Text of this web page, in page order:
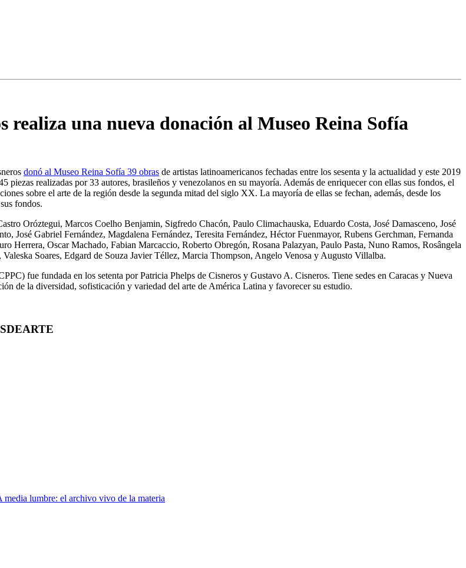
realiza una nueva donación al Museo Reina Sofía
donó al Museo Reina Sofía 39 obras de artistas latinoamericanos fechadas entre los sesenta y la actualidad y este 2019
piezas realizadas por 33 autores, brasileños y venezolanos en su mayoría. Además de enriquecer con ellas sus fondos, el
sobre el arte de la región desde la segunda mitad del siglo XX. La mayoría de ellas se fechan, además, desde los
fondos.
Oróztegui, Marcos Coelho Benjamin, Sigfredo Chacón, Paulo Climachauska, Eduardo Costa, José Damasceno, José
José Gabriel Fernández, Magdalena Fernández, Teresita Fernández, Héctor Fuenmayor, Rubens Gerchman, Fernanda
Herrera, Oscar Machado, Fabian Marcaccio, Roberto Obregón, Rosana Palazyan, Paulo Pasta, Nuno Ramos, Rosângela
Soares, Edgard de Souza Javier Téllez, Marcia Thompson, Angelo Venosa y Augusto Villalba.
fue fundada en los setenta por Patricia Phelps de Cisneros y Gustavo A. Cisneros. Tiene sedes en Caracas y Nueva
de la diversidad, sofisticación y variedad del arte de América Latina y favorecer su estudio.
media lumbre: el archivo vivo de la materia